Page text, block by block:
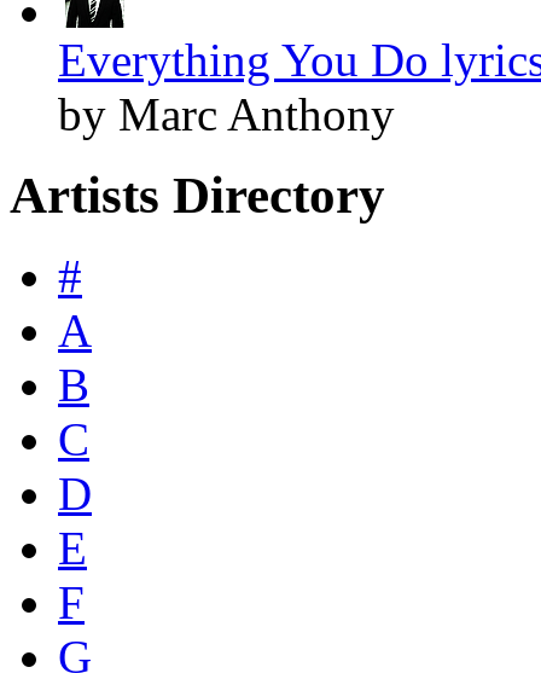
Everything You Do
by Marc Anthony
Artists Directory
#
A
B
C
D
E
F
G